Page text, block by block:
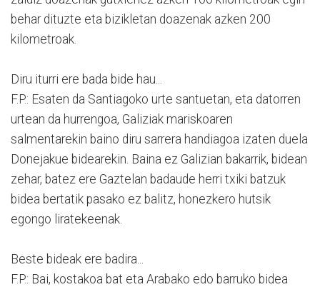
behar dituzte eta bizikletan doazenak azken 200
kilometroak.
Diru iturri ere bada bide hau...
F.P.: Esaten da Santiagoko urte santuetan, eta datorren
urtean da hurrengoa, Galiziak mariskoaren
salmentarekin baino diru sarrera handiagoa izaten duela
Donejakue bidearekin. Baina ez Galizian bakarrik, bidean
zehar, batez ere Gaztelan badaude herri txiki batzuk
bidea bertatik pasako ez balitz, honezkero hutsik
egongo liratekeenak.
Beste bideak ere badira...
F.P.: Bai, kostakoa bat eta Arabako edo barruko bidea